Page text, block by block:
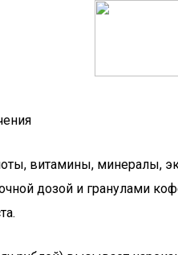
витамины, минералы,
дозой и гранулами